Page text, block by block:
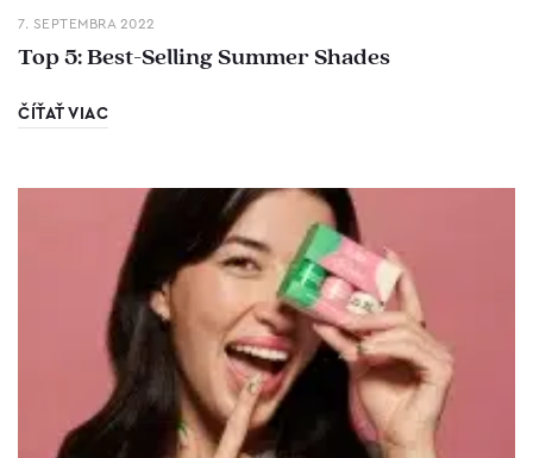
7. SEPTEMBRA 2022
Top 5: Best-Selling Summer Shades
ČÍŤAŤ VIAC